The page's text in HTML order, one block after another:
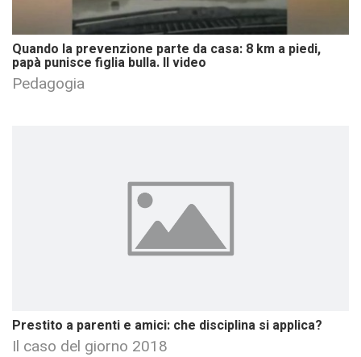
Quando la prevenzione parte da casa: 8 km a piedi,
papà punisce figlia bulla. Il video
Pedagogia
Prestito a parenti e amici: che disciplina si applica?
Il caso del giorno 2018